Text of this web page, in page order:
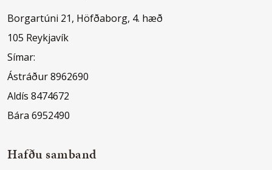
Borgartúni 21, Höfðaborg, 4. hæð
105 Reykjavík
Símar:
Ástráður 8962690
Aldís 8474672
Bára 6952490
Hafðu samband